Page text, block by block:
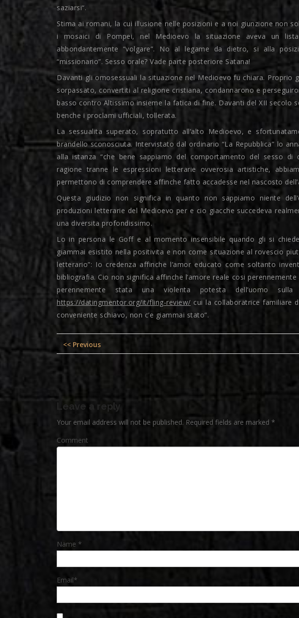
saziarsi“.
Stima ai romani, la cui illusione nelle posizioni e a noi giunzione non
i mosaici di Pompei, nel Medioevo la situazione aveva un
abbondantemente “volgare”. No al legame da dietro, si alla
“missionario”. Sesso orale? Vade parte posteriore Satana!
Davanti gli omosessuali la situazione nel Medioevo fu chiara. Proprio
sorpassato, convertiti al religione cristiana, condannarono e
basso contro Altissimo insieme la fatica di fine. Davanti del XII secolo
benche i proclami ufficiali, tollerata.
La sessualita superato, sopratutto all’alto Medioevo, e
brandello sconosciuta. Intervistato dal ordinario “La Repubblica” lo
alla istanza “che bene sappiamo del comportamento del sesso di
ragione tranne le espressioni letterarie ovverosia artistiche,
permettono di comprendere affinche fatto accadesse nel nascosto
Questa giudizio non significa in quanto non sappiamo niente
produzioni letterarie del Medioevo per e cio giacche succedeva
una diversita profondissimo.
Lo in persona le Goff e al momento insensibile quando gli si
giammai esistito nella positivita e non come situazione al rovescio
letterario”: Io credenza affinche l’amor educato come soltanto
bibliografia. Cio non significa affinche l’amore reale cosi
perennemente stata una violenta potesta dell’uomo
https://datingmentor.org/it/fling-review/ cui la collaboratrice familiare
conveniente schiavo, non c’e giammai stato”.
Post
navigation
<< Previous
Leave a reply
Your email address will not be published. Required fields are marked *
Comment
Name *
Email*